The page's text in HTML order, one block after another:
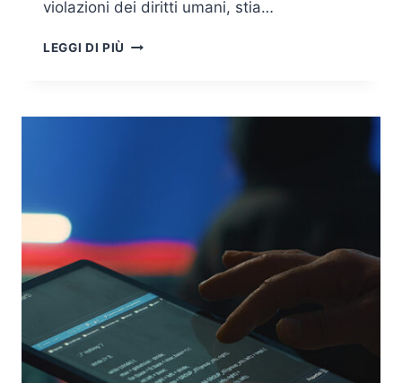
violazioni dei diritti umani, stia…
LEGGI DI PIÙ SPYWARE
DIGITALE:
GEOPOLITICA
GLOBALE